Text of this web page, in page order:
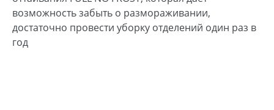
возможность забыть о размораживании,
достаточно провести уборку отделений один раз в
год